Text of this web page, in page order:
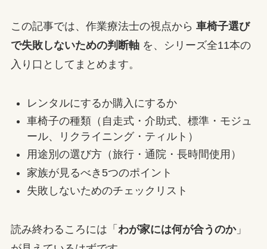
この記事では、作業療法士の視点から 車椅子選び
で失敗しないための判断軸を、シリーズ全11本の
入り口としてまとめます。
レンタルにするか購入にするか
車椅子の種類（自走式・介助式、標準・モジュ
ール、リクライニング・ティルト）
用途別の選び方（旅行・通院・長時間使用）
家族が見るべき5つのポイント
失敗しないためのチェックリスト
読み終わるころには「 わが家には何が合うのか」